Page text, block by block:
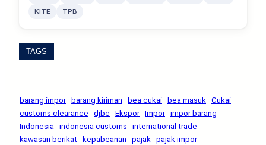
KITE
TPB
TAGS
barang impor barang kiriman bea cukai bea masuk Cukai
customs clearance
djbc Ekspor Impor impor barang
Indonesia indonesia customs
international trade
kawasan berikat
kepabeanan pajak pajak impor